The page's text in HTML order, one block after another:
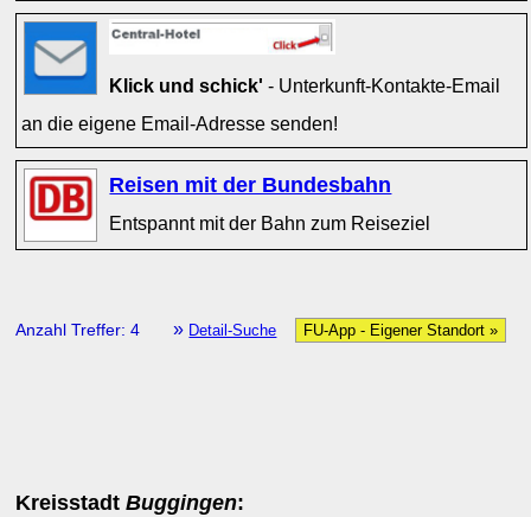
Klick und schick' - Unterkunft-Kontakte-Email
an die eigene Email-Adresse senden!
Reisen mit der Bundesbahn
Entspannt mit der Bahn zum Reiseziel
Anzahl Treffer: 4 » Detail-Suche FU-App - Eigener Standort »
KreisstadtBuggingen: